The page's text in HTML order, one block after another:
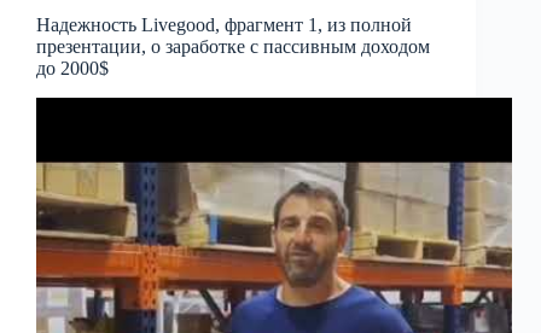
Надежность Livegood, фрагмент 1, из полной
презентации, о заработке с пассивным доходом
до 2000$